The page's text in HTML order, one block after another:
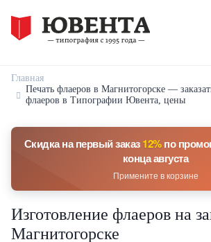
Главная
Печать флаеров в Магнитогорске —
флаеров в Типографии Ювента, цены
Скидка на первый заказ12%по
конца августа
Примените в корзине
Изготовление флаеров на
Магнитогорске